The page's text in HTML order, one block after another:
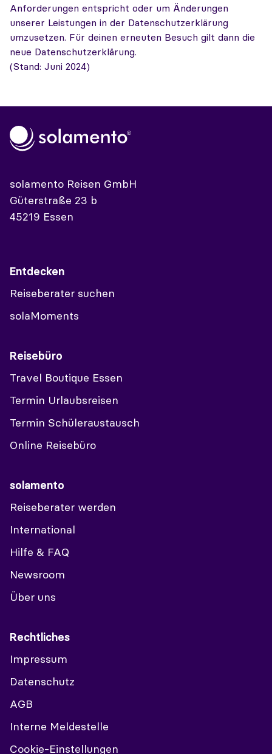
Anforderungen entspricht oder um Änderungen
unserer Leistungen in der Datenschutzerklärung
umzusetzen. Für deinen erneuten Besuch gilt dann die
neue Datenschutzerklärung.
(Stand: Juni 2024)
solamento Reisen GmbH
Güterstraße 23 b
45219 Essen
Entdecken
Reiseberater suchen
solaMoments
Reisebüro
Travel Boutique Essen
Termin Urlaubsreisen
Termin Schüleraustausch
Online Reisebüro
solamento
Reiseberater werden
International
Hilfe & FAQ
Newsroom
Über uns
Rechtliches
Impressum
Datenschutz
AGB
Interne Meldestelle
Cookie-Einstellungen